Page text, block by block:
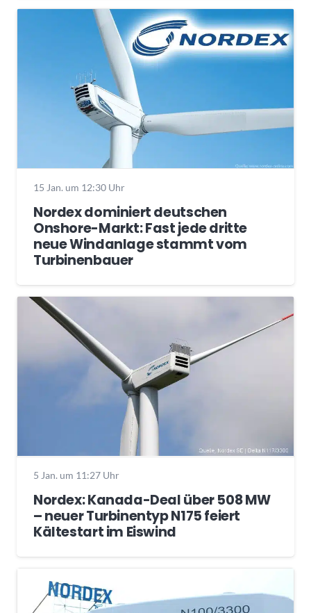
15 Jan. um 12:30 Uhr
Nordex dominiert deutschen
Onshore-Markt: Fast jede dritte
neue Windanlage stammt vom
Turbinenbauer
5 Jan. um 11:27 Uhr
Nordex: Kanada-Deal über 508 MW
– neuer Turbinentyp N175 feiert
Kältestart im Eiswind